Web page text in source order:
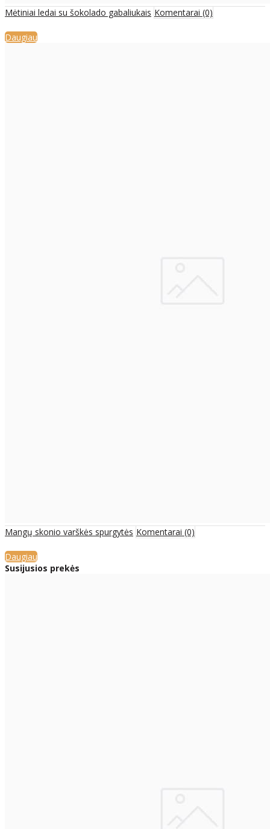
Mėtiniai ledai su šokolado gabaliukais Komentarai (0)
Daugiau
Mangų skonio varškės spurgytės Komentarai (0)
Daugiau
Susijusios prekės